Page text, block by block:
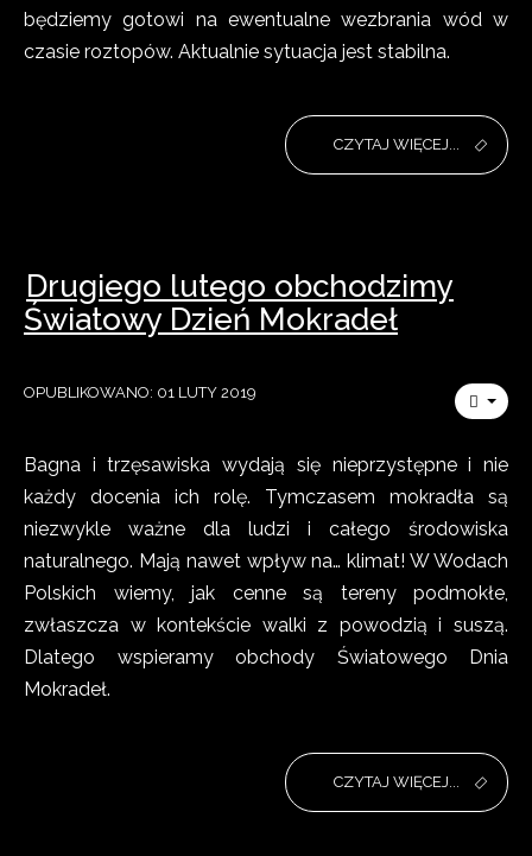
będziemy gotowi na ewentualne wezbrania wód w
czasie roztopów. Aktualnie sytuacja jest stabilna.
CZYTAJ WIĘCEJ...
Drugiego lutego obchodzimy
Światowy Dzień Mokradeł
OPUBLIKOWANO: 01 LUTY 2019
Bagna i trzęsawiska wydają się nieprzystępne i nie
każdy docenia ich rolę. Tymczasem mokradła są
niezwykle ważne dla ludzi i całego środowiska
naturalnego. Mają nawet wpływ na… klimat! W Wodach
Polskich wiemy, jak cenne są tereny podmokłe,
zwłaszcza w kontekście walki z powodzią i suszą.
Dlatego wspieramy obchody Światowego Dnia
Mokradeł.
CZYTAJ WIĘCEJ...